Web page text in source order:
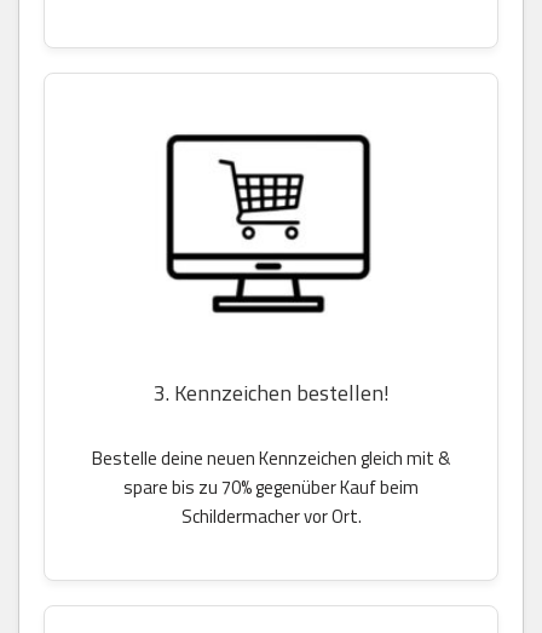
3. Kennzeichen bestellen!
Bestelle deine neuen Kennzeichen gleich mit &
spare bis zu 70% gegenüber Kauf beim
Schildermacher vor Ort.